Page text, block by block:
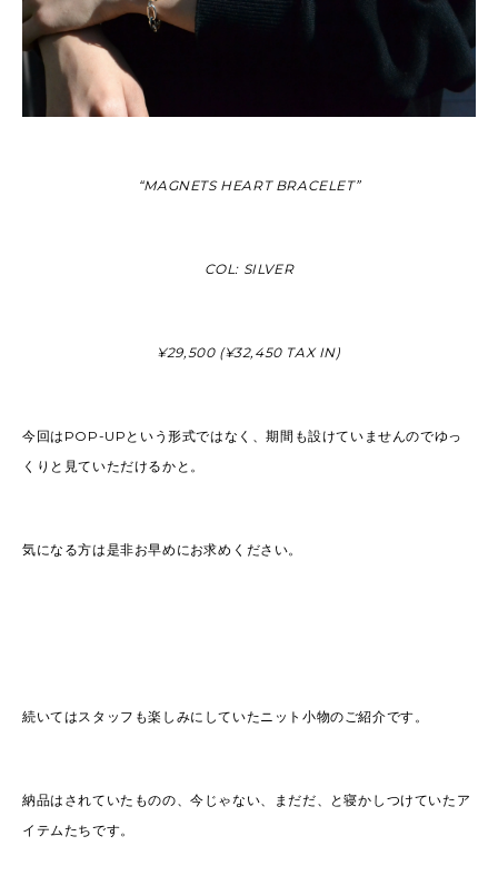
“MAGNETS HEART BRACELET”
COL: SILVER
¥29,500 (¥32,450 TAX IN)
今回はPOP-UPという形式ではなく、期間も設けていませんのでゆっ
くりと見ていただけるかと。
気になる方は是非お早めにお求めください。
続いてはスタッフも楽しみにしていたニット小物のご紹介です。
納品はされていたものの、今じゃない、まだだ、と寝かしつけていたア
イテムたちです。